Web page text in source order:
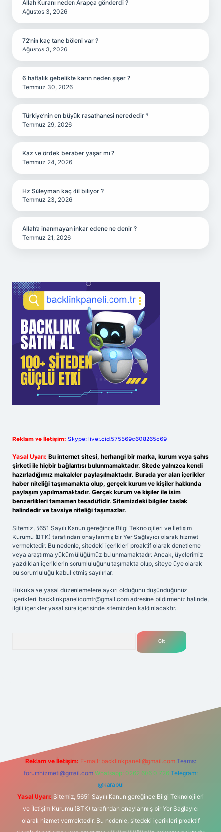
Allah Kuranı neden Arapça gönderdi ?
Ağustos 3, 2026
72’nin kaç tane böleni var ?
Ağustos 3, 2026
6 haftalık gebelikte karın neden şişer ?
Temmuz 30, 2026
Türkiye’nin en büyük rasathanesi nerededir ?
Temmuz 29, 2026
Kaz ve ördek beraber yaşar mı ?
Temmuz 24, 2026
Hz Süleyman kaç dil biliyor ?
Temmuz 23, 2026
Allah’a inanmayan inkar edene ne denir ?
Temmuz 21, 2026
Reklam ve İletişim: Skype: live:.cid.575569c608265c69
Yasal Uyarı: Bu internet sitesi, herhangi bir marka, kurum veya şahıs
şirketi ile hiçbir bağlantısı bulunmamaktadır. Sitede yalnızca kendi
hazırladığımız makaleler paylaşılmaktadır. Burada yer alan içerikler
haber niteliği taşımamakta olup, gerçek kurum ve kişiler hakkında
paylaşım yapılmamaktadır. Gerçek kurum ve kişiler ile isim
benzerlikleri tamamen tesadüfidir. Sitemizdeki bilgiler taslak
halindedir ve tavsiye niteliği taşımazlar.
Sitemiz, 5651 Sayılı Kanun gereğince Bilgi Teknolojileri ve İletişim
Kurumu (BTK) tarafından onaylanmış bir Yer Sağlayıcı olarak hizmet
vermektedir. Bu nedenle, sitedeki içerikleri proaktif olarak denetleme
veya araştırma yükümlülüğümüz bulunmamaktadır. Ancak, üyelerimiz
yazdıkları içeriklerin sorumluluğunu taşımakta olup, siteye üye olarak
bu sorumluluğu kabul etmiş sayılırlar.
Hukuka ve yasal düzenlemelere aykırı olduğunu düşündüğünüz
içerikleri, backlinkpanelicomtr@gmail.com adresine bildirmeniz halinde,
ilgili içerikler yasal süre içerisinde sitemizden kaldırılacaktır.
Reklam ve İletişim: E-mail: backlinkpaneli@gmail.com Teams:
forumhizmeti@gmail.com Whatsapp: 0262 606 0 726 Telegram:
@karabul
Yasal Uyarı: Sitemiz, 5651 Sayılı Kanun gereğince Bilgi Teknolojileri
ve İletişim Kurumu (BTK) tarafından onaylanmış bir Yer Sağlayıcı
olarak hizmet vermektedir. Bu nedenle, sitedeki içerikleri proaktif